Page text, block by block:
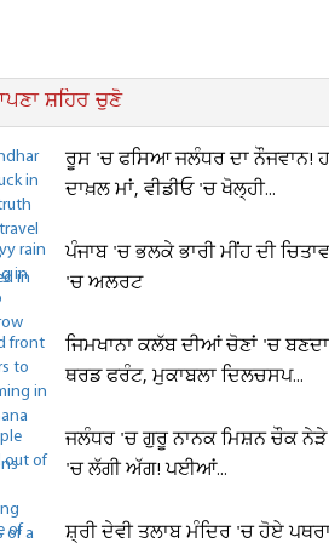
ਸ਼ਹਿਰ ਚੁਣੋ
ਰੂਸ 'ਚ ਫਸਿਆ ਜਲੰਧਰ ਦਾ ਨੌਜਵਾਨ!
ਦਾਖ਼ਲ ਮਾਂ, ਵੀਡੀਓ 'ਚ ਖੋਲ੍ਹੀ...
ਪੰਜਾਬ 'ਚ ਭਲਕੇ ਭਾਰੀ ਮੀਂਹ ਦੀ
'ਚ ਅਲਰਟ
ਜਿਮਖਾਨਾ ਕਲੱਬ ਦੀਆਂ ਚੋਣਾਂ 'ਚ ਬਣਦਾ
ਥਰਡ ਫਰੰਟ, ਮੁਕਾਬਲਾ ਦਿਲਚਸਪ...
ਜਲੰਧਰ 'ਚ ਗੁਰੂ ਨਾਨਕ ਮਿਸ਼ਨ ਚੌਕ ਨੇੜੇ
'ਚ ਲੱਗੀ ਅੱਗ! ਪਈਆਂ...
ਸ਼੍ਰੀ ਦੇਵੀ ਤਲਾਬ ਮੰਦਿਰ 'ਚ ਹੋਏ